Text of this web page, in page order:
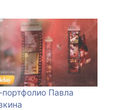
портфолио Павла